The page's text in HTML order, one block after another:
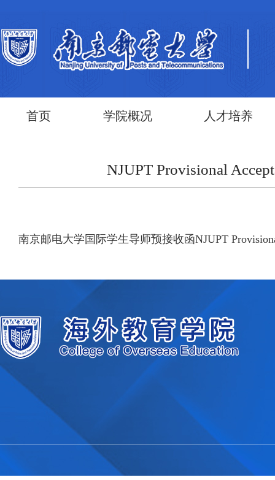
首页 学院概况 人才培养
NJUPT Provisional
南京邮电大学国际学生导师预接收函NJUPT